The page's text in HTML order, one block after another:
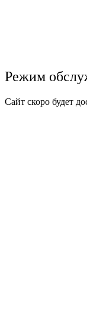
Режим
Сайт скоро будет